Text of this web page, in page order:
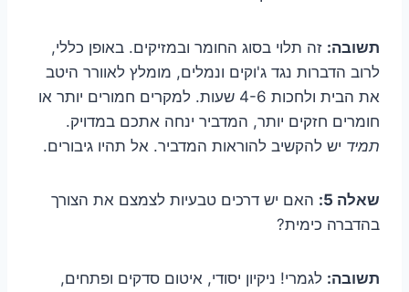
תשובה: זה תלוי בסוג החומר ובמזיקים. באופן כללי,
לרוב הדברות נגד ג'וקים ונמלים, מומלץ לאוורר היטב
את הבית ולחכות 4-6 שעות. למקרים חמורים יותר או
חומרים חזקים יותר, המדביר ינחה אתכם במדויק.
תמיד יש להקשיב להוראות המדביר. אל תהיו גיבורים.
שאלה 5:
האם יש דרכים טבעיות לצמצם את הצורך
בהדברה כימית?
תשובה: לגמרי! ניקיון יסודי, איטום סדקים ופתחים,